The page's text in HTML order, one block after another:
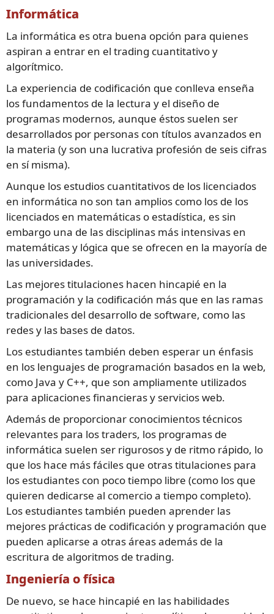
Informática
La informática es otra buena opción para quienes
aspiran a entrar en el trading cuantitativo y
algorítmico.
La experiencia de codificación que conlleva enseña
los fundamentos de la lectura y el diseño de
programas modernos, aunque éstos suelen ser
desarrollados por personas con títulos avanzados en
la materia (y son una lucrativa profesión de seis cifras
en sí misma).
Aunque los estudios cuantitativos de los licenciados
en informática no son tan amplios como los de los
licenciados en matemáticas o estadística, es sin
embargo una de las disciplinas más intensivas en
matemáticas y lógica que se ofrecen en la mayoría de
las universidades.
Las mejores titulaciones hacen hincapié en la
programación y la codificación más que en las ramas
tradicionales del desarrollo de software, como las
redes y las bases de datos.
Los estudiantes también deben esperar un énfasis
en los lenguajes de programación basados en la web,
como Java y C++, que son ampliamente utilizados
para aplicaciones financieras y servicios web.
Además de proporcionar conocimientos técnicos
relevantes para los traders, los programas de
informática suelen ser rigurosos y de ritmo rápido, lo
que los hace más fáciles que otras titulaciones para
los estudiantes con poco tiempo libre (como los que
quieren dedicarse al comercio a tiempo completo).
Los estudiantes también pueden aprender las
mejores prácticas de codificación y programación que
pueden aplicarse a otras áreas además de la
escritura de algoritmos de trading.
Ingeniería o física
De nuevo, se hace hincapié en las habilidades